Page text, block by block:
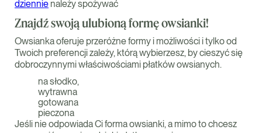
dziennie należy spożywać
Znajdź swoją ulubioną formę owsianki!
Owsianka oferuje przeróżne formy i możliwości i tylko od
Twoich preferencji zależy, którą wybierzesz, by cieszyć się
dobroczynnymi właściwościami płatków owsianych.
na słodko,
wytrawna
gotowana
pieczona
Jeśli nie odpowiada Ci forma owsianki, a mimo to chcesz